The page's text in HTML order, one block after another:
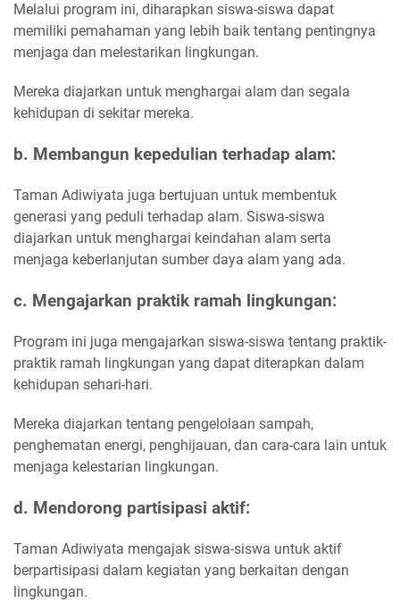
Melalui program ini, diharapkan siswa-siswa dapat
memiliki pemahaman yang lebih baik tentang pentingnya
menjaga dan melestarikan lingkungan.
Mereka diajarkan untuk menghargai alam dan segala
kehidupan di sekitar mereka.
b. Membangun kepedulian terhadap alam:
Taman Adiwiyata juga bertujuan untuk membentuk
generasi yang peduli terhadap alam. Siswa-siswa
diajarkan untuk menghargai keindahan alam serta
menjaga keberlanjutan sumber daya alam yang ada.
c. Mengajarkan praktik ramah lingkungan:
Program ini juga mengajarkan siswa-siswa tentang praktik-
praktik ramah lingkungan yang dapat diterapkan dalam
kehidupan sehari-hari.
Mereka diajarkan tentang pengelolaan sampah,
penghematan energi, penghijauan, dan cara-cara lain untuk
menjaga kelestarian lingkungan.
d. Mendorong partisipasi aktif:
Taman Adiwiyata mengajak siswa-siswa untuk aktif
berpartisipasi dalam kegiatan yang berkaitan dengan
lingkungan.